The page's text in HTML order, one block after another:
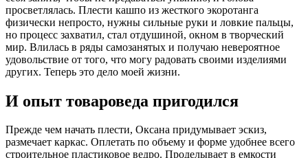
просветлялась. Плести кашпо из жесткого экоротанга
физически непросто, нужны сильные руки и ловкие пальцы,
но процесс захватил, стал отдушиной, окном в творческий
мир. Влилась в ряды самозанятых и получаю невероятное
удовольствие от того, что могу радовать своими изделиями
других. Теперь это дело моей жизни.
И опыт товароведа пригодился
Прежде чем начать плести, Оксана придумывает эскиз,
размечает каркас. Оплетать по объему и форме удобнее всего
строительное пластиковое ведро. Проделывает в емкости